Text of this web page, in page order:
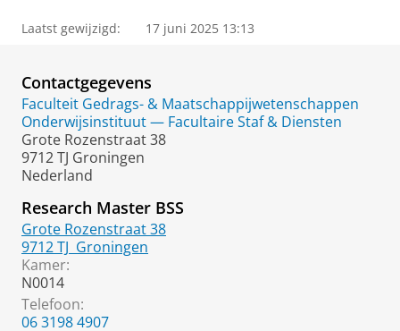
Laatst gewijzigd: 17 juni 2025 13:13
Contactgegevens
Faculteit Gedrags- & Maatschappijwetenschappen
Onderwijsinstituut — Facultaire Staf & Diensten
Grote Rozenstraat 38
9712 TJ Groningen
Nederland
Research Master BSS
Grote Rozenstraat 38
9712 TJ Groningen
Kamer:
N0014
Telefoon:
06 3198 4907